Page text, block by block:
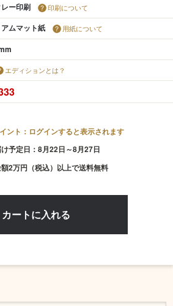
ー印刷 印刷について
ムマット紙 用紙について
エディションとは？
ント：ログインすると表示されます
予定日：8月22日～8月27日
2万円（税込）以上で送料無料